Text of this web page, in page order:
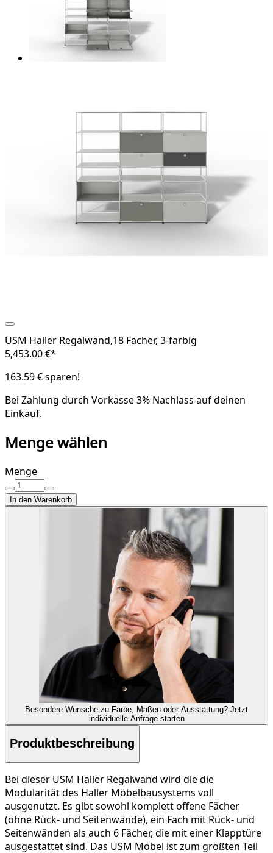
USM Haller Regalwand,18 Fächer, 3-farbig
5,453.00 €*
163.59 € sparen!
Bei Zahlung durch Vorkasse3% Nachlass auf deinen
Einkauf.
Menge wählen
Menge
In den Warenkorb
Besondere Wünsche zu Farbe, Maßen oder Ausstattung? Jetzt
individuelle Anfrage starten
Produktbeschreibung
Bei dieser USM Haller Regalwand wird die die
Modularität des Haller Möbelbausystems voll
ausgenutzt. Es gibt sowohl komplett offene Fächer
(ohne Rück- und Seitenwände), ein Fach mit Rück- und
Seitenwänden als auch 6 Fächer, die mit einer Klapptüre
ausgestattet sind. Das USM Möbel ist zum größten Teil